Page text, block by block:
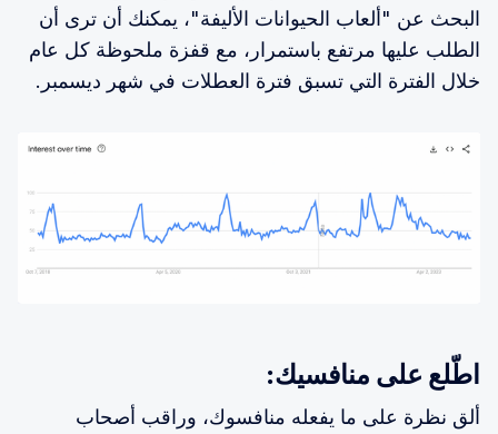
البحث عن "ألعاب الحيوانات الأليفة"، يمكنك أن ترى أن
الطلب عليها مرتفع باستمرار، مع قفزة ملحوظة كل عام
خلال الفترة التي تسبق فترة العطلات في شهر ديسمبر.
اطّلع على منافسيك:
ألق نظرة على ما يفعله منافسوك، وراقب أصحاب